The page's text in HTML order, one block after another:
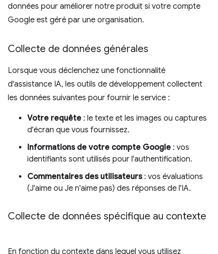
données pour améliorer notre produit si votre compte
Google est géré par une organisation.
Collecte de données générales
Lorsque vous déclenchez une fonctionnalité
d'assistance IA, les outils de développement collectent
les données suivantes pour fournir le service :
Votre requête : le texte et les images ou captures
d'écran que vous fournissez.
Informations de votre compte Google : vos
identifiants sont utilisés pour l'authentification.
Commentaires des utilisateurs: vos évaluations
(J'aime ou Je n'aime pas) des réponses de l'IA.
Collecte de données spécifique au contexte
En fonction du contexte dans lequel vous utilisez